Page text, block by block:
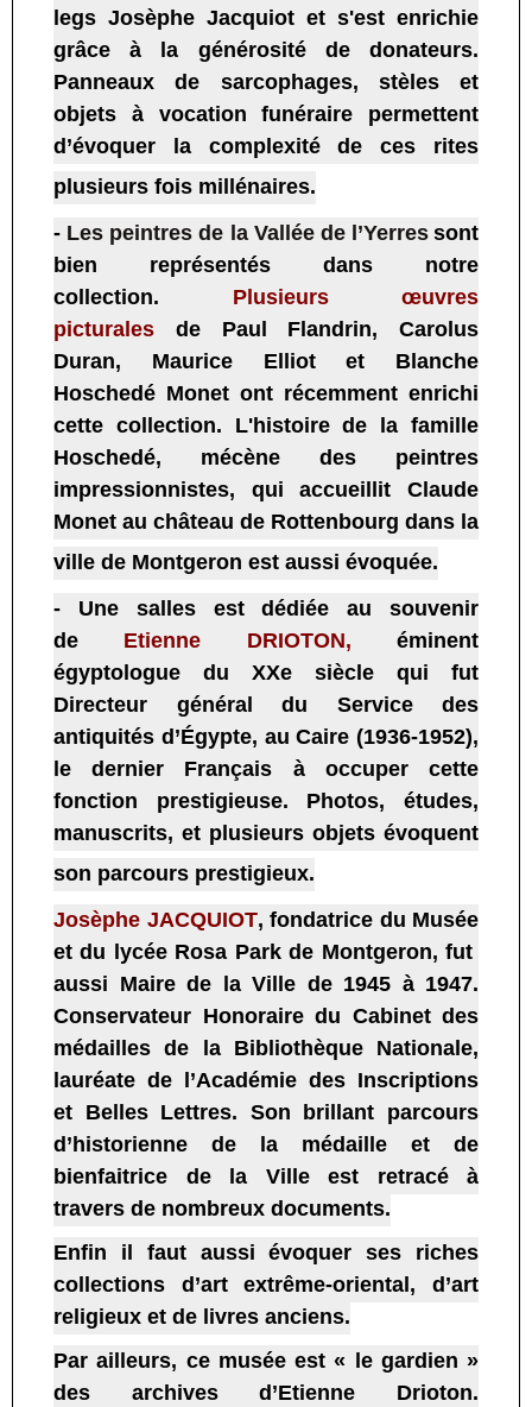
legs Josèphe Jacquiot et s'est enrichie
grâce à la générosité de donateurs.
Panneaux de sarcophages, stèles et
objets à vocation funéraire permettent
d’évoquer la complexité de ces rites
plusieurs fois millénaires.
- Les peintres de la Vallée de l’Yerres sont
bien représentés dans notre
collection. Plusieurs œuvres
picturales de Paul Flandrin, Carolus
Duran, Maurice Elliot et Blanche
Hoschedé Monet ont récemment enrichi
cette collection. L'histoire de la famille
Hoschedé, mécène des peintres
impressionnistes, qui accueillit Claude
Monet au château de Rottenbourg dans la
ville de Montgeron est aussi évoquée.
- Une salles est dédiée au souvenir
de
Etienne DRIOTON,
éminent
égyptologue du XXe siècle qui fut
Directeur général du Service des
antiquités d’Égypte, au Caire (1936-1952),
le dernier Français à occuper cette
fonction prestigieuse. Photos, études,
manuscrits, et plusieurs objets évoquent
son parcours prestigieux.
Josèphe JACQUIOT, fondatrice du Musée
et du lycée Rosa Park de Montgeron, fut
aussi Maire de la Ville de 1945 à 1947.
Conservateur Honoraire du Cabinet des
médailles de la Bibliothèque Nationale,
lauréate de l’Académie des Inscriptions
et Belles Lettres. Son brillant parcours
d’historienne de la médaille et de
bienfaitrice de la Ville est retracé à
travers de nombreux documents.
Enfin il faut aussi évoquer ses riches
collections d’art extrême-oriental, d’art
religieux et de livres anciens.
Par ailleurs, ce musée est « le gardien »
des archives d’Etienne Drioton.